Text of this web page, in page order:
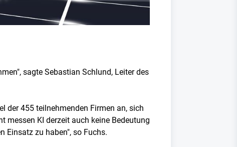
sagte Sebastian Schlund, Leiter des
der 455 teilnehmenden Firmen an, sich
messen KI derzeit auch keine Bedeutung
Einsatz zu haben", so Fuchs.